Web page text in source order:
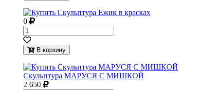
0
В корзину
Скульптура МАРУСЯ С МИШКОЙ
2 650